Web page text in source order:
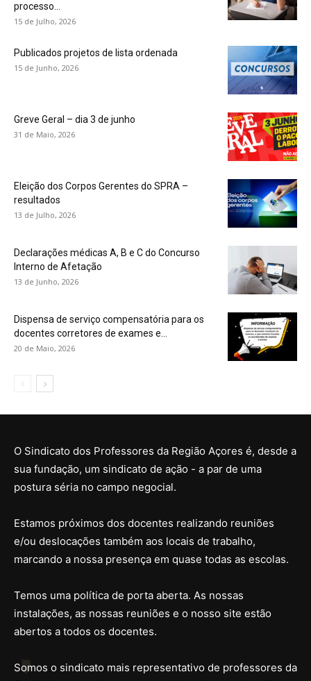
processo...
15 de Julho, 2026
Publicados projetos de lista ordenada
15 de Junho, 2026
Greve Geral – dia 3 de junho
31 de Maio, 2026
Eleição dos Corpos Gerentes do SPRA –
resultados
13 de Julho, 2026
Declarações médicas A, B e C do Concurso
Interno de Afetação
13 de Junho, 2026
Dispensa de serviço compensatória para os
docentes corretores de exames e...
20 de Maio, 2026
O Sindicato dos Professores da Região Açores é, desde a
sua fundação, um sindicato de ação - a par de uma
postura séria no campo negocial.
Estamos próximos dos docentes realizando reuniões
e/ou deslocações também aos locais de trabalho,
marcando a nossa presença em quase todas as escolas.
Temos uma política de porta aberta. As nossas
instalações, as nossas reuniões e o nosso site estão
abertos a todos os docentes.
Somos o sindicato mais representativo de professores da